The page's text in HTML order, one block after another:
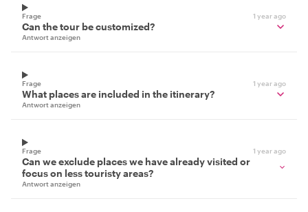
Frage 1 year ago
Can the tour be customized?
Antwort anzeigen
Frage 1 year ago
What places are included in the itinerary?
Antwort anzeigen
Frage 1 year ago
Can we exclude places we have already visited or
focus on less touristy areas?
Antwort anzeigen